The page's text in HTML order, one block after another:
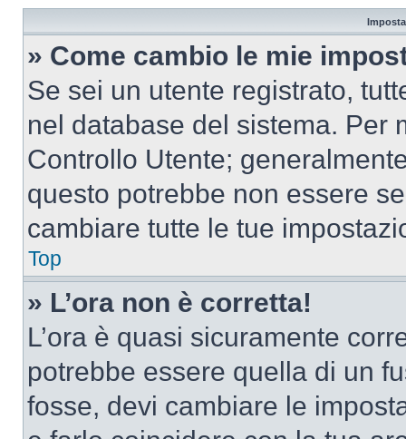
» Come cambio le mie
Se sei un utente registrato,
nel database del sistema. Per
Controllo Utente;
questo potrebbe non essere
cambiare tutte le tue
Top
» L’ora non è corretta!
L’ora è quasi sicuramente
potrebbe essere quella di un
fosse, devi cambiare le